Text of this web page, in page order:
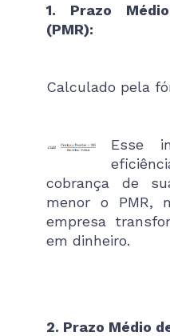
1. Prazo
(PMR):
Calculado pela
Esse
cobrança de
menor o PMR,
empresa
em dinheiro.
2. Prazo Médio